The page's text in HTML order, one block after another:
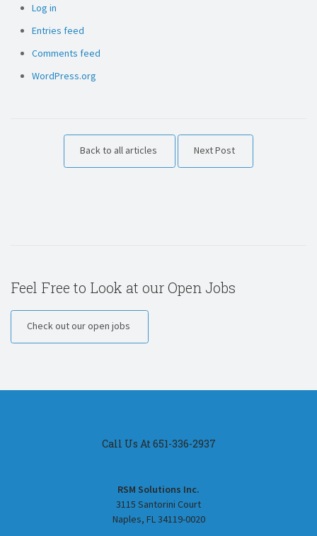
Log in
Entries feed
Comments feed
WordPress.org
Back to all articles Next Post
Feel Free to Look at our Open Jobs
Check out our open jobs
Call Us At 651-336-2937
RSM Solutions Inc.
3115 Santorini Court
Naples, FL 34119-0020